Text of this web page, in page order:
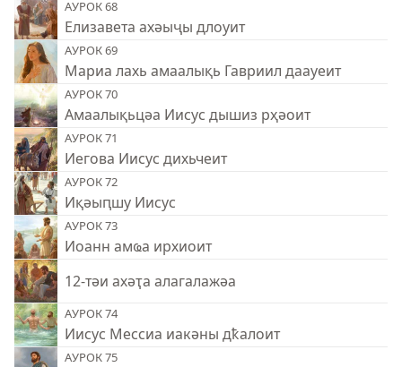
АУРОК 68
Елизавета ахәыҷы длоуит
АУРОК 69
Мариа лахь амаалықь Гавриил даауеит
АУРОК 70
Амаалықьцәа Иисус дышиз рҳәоит
АУРОК 71
Иегова Иисус дихьчеит
АУРОК 72
Иқәыԥшу Иисус
АУРОК 73
Иоанн амҩа ирхиоит
12-тәи ахәҭа алагалажәа
АУРОК 74
Иисус Мессиа иакәны дҟалоит
АУРОК 75